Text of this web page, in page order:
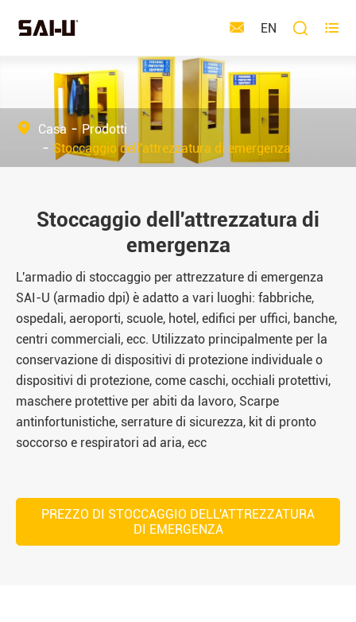
 EN  
Casa
Prodotti
Stoccaggio dell'attrezzatura di emergenza
Stoccaggio dell'attrezzatura di
emergenza
L'armadio di stoccaggio per attrezzature di emergenza
SAI-U (armadio dpi) è adatto a vari luoghi: fabbriche,
ospedali, aeroporti, scuole, hotel, edifici per uffici, banche,
centri commerciali, ecc. Utilizzato principalmente per la
conservazione di dispositivi di protezione individuale o
dispositivi di protezione, come caschi, occhiali protettivi,
maschere protettive per abiti da lavoro, Scarpe
antinfortunistiche, serrature di sicurezza, kit di pronto
soccorso e respiratori ad aria, ecc
PREZZO DI STOCCAGGIO DELL'ATTREZZATURA
DI EMERGENZA